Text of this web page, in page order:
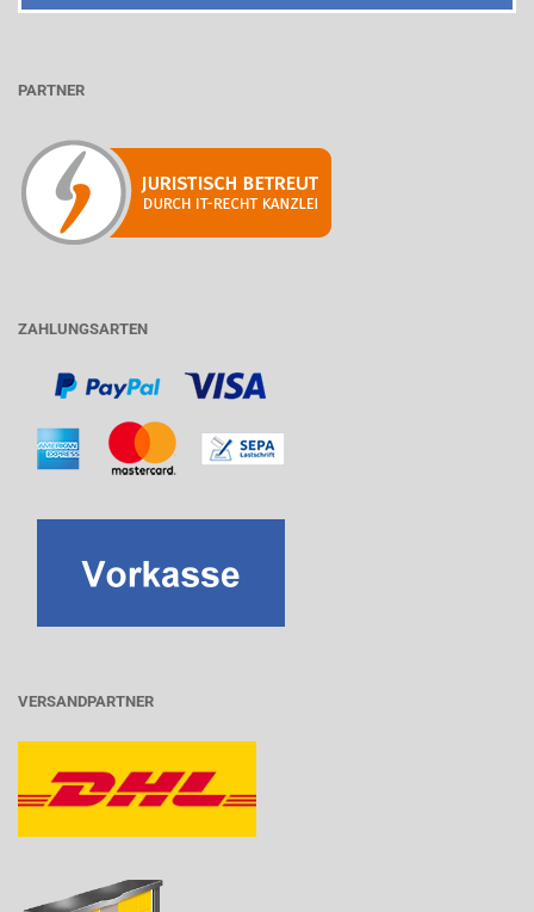
PARTNER
ZAHLUNGSARTEN
VERSANDPARTNER